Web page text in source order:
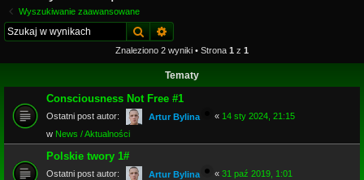
Wyszukiwanie zaawansowane
Szukaj
Znaleziono 2 wyniki • Strona 1 z 1
Tematy
Consciousness Not Free #1
Ostatni post autor: Artur Bylina « 14 sty 2024, 21:15
w News / Aktualności
Polskie twory 1#
Ostatni post autor: Artur Bylina « 31 paź 2019, 1:01